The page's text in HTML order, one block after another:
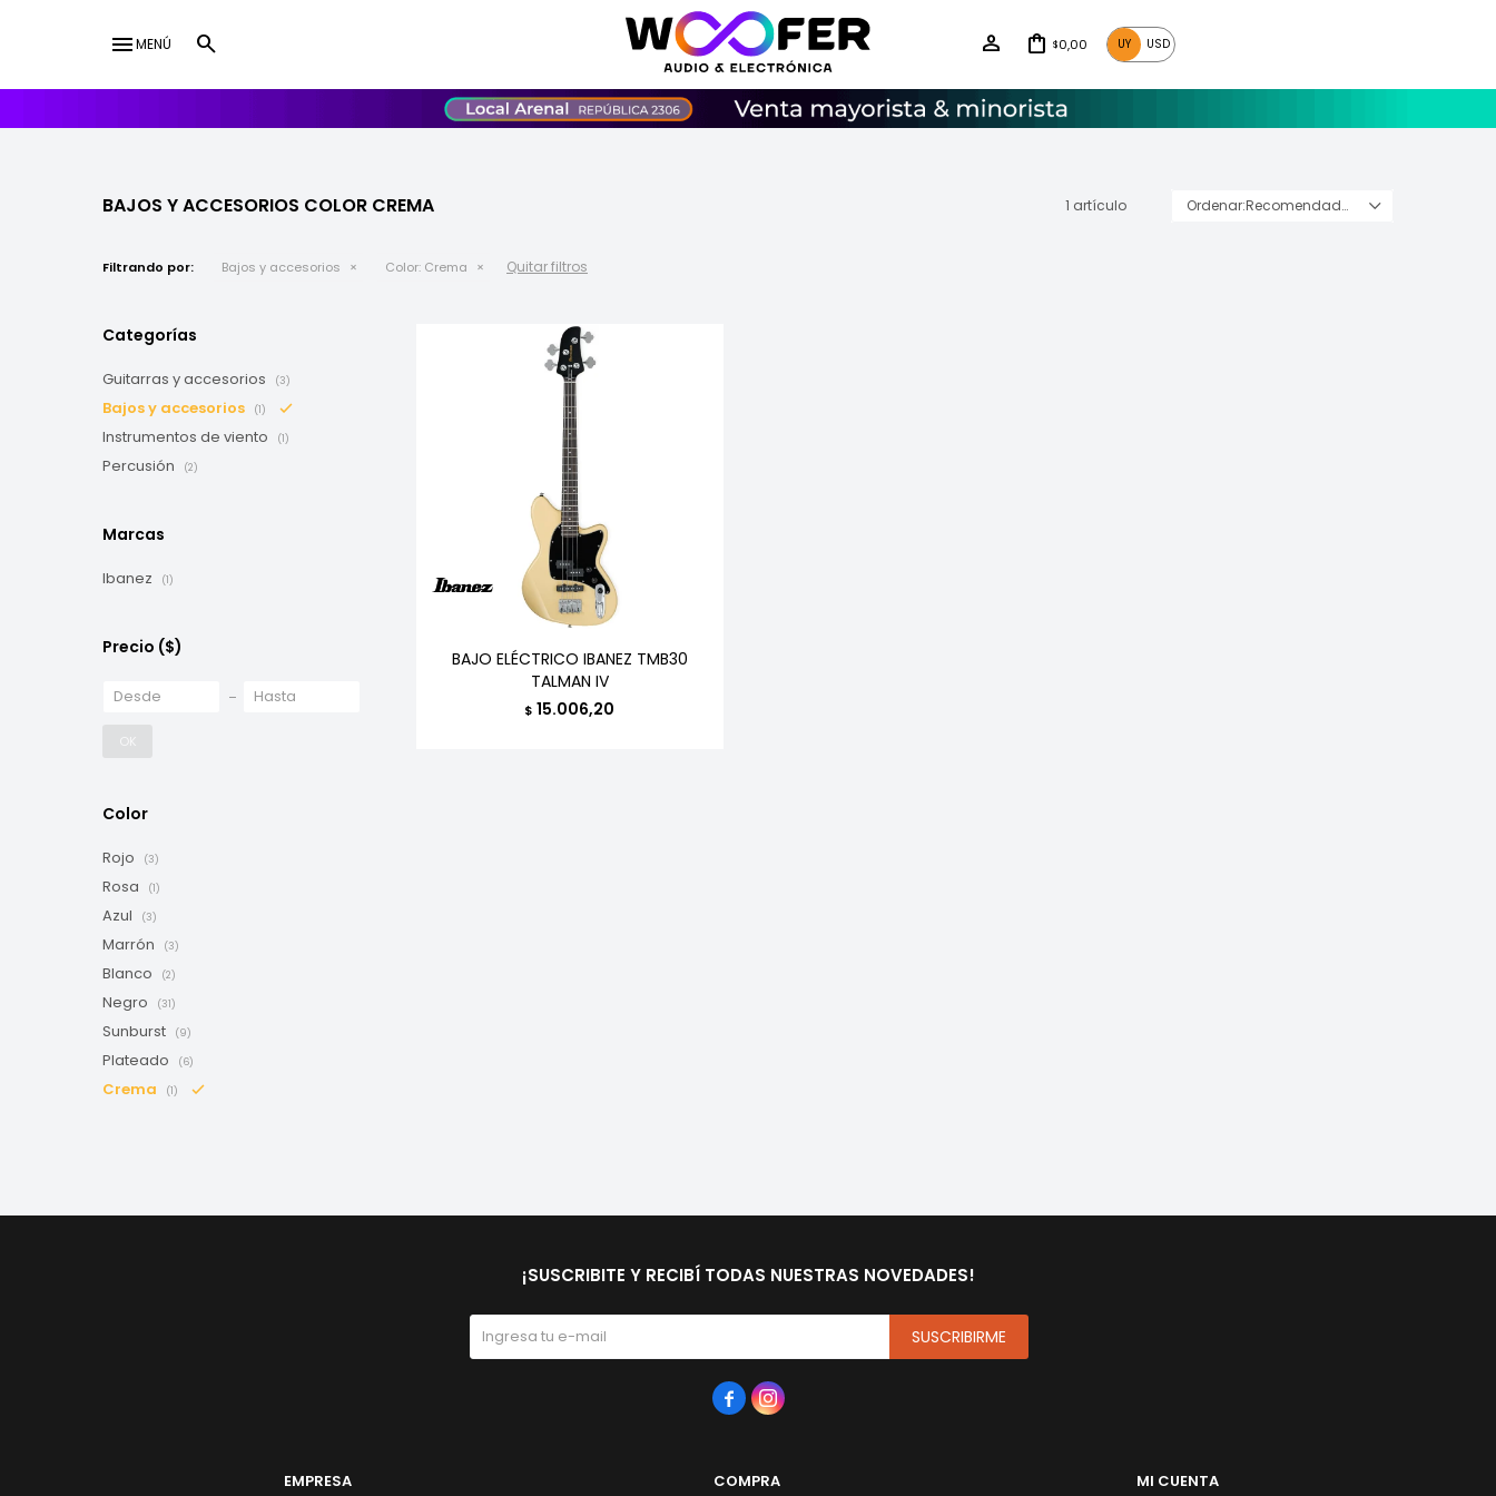
menuMENÚ $0,00 UY USD
BAJOS Y ACCESORIOS COLOR CREMA 1 artículo Recomendados
Filtrando por: Bajos y accesorios Color: Crema Quitar filtros
BAJO ELÉCTRICO IBANEZ TMB30
TALMAN IV
$ 15.006,20
Categorías
Guitarras y accesorios (3)
Bajos y accesorios (1)
Instrumentos de viento (1)
Percusión (2)
Marcas
Ibanez (1)
Precio ($)
OK
Color
Rojo (3)
Rosa (1)
Azul (3)
Marrón (3)
Blanco (2)
Negro (31)
Sunburst (9)
Plateado (6)
Crema (1)
EMPRESA COMPRA MI CUENTA
¡SUSCRIBITE Y RECIBÍ TODAS NUESTRAS NOVEDADES!
SUSCRIBIRME
 